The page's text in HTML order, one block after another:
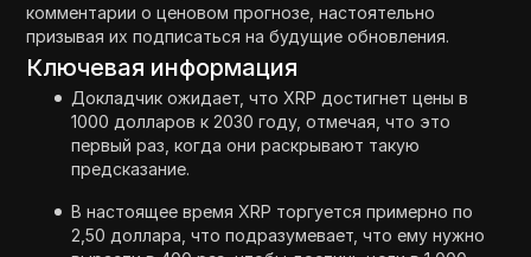
комментарии о ценовом прогнозе, настоятельно
призывая их подписаться на будущие обновления.
Ключевая информация
Докладчик ожидает, что XRP достигнет цены в
1000 долларов к 2030 году, отмечая, что это
первый раз, когда они раскрывают такую
предсказание.
В настоящее время XRP торгуется примерно по
2,50 доллара, что подразумевает, что ему нужно